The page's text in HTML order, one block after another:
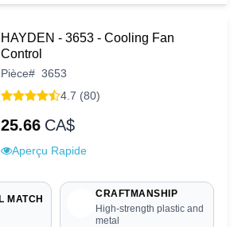
HAYDEN - 3653 - Cooling Fan
Control
Pièce# 3653
4.7 (80)
25.66 CA$
Aperçu Rapide
MATCH
CRAFTMANSHIP
High-strength plastic and
metal